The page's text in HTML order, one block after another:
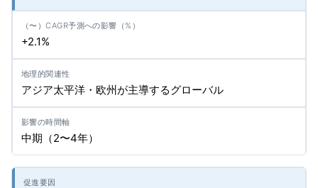
+2.1%
アジア太平洋・欧州が主導するグローバル
中期（2〜4年）